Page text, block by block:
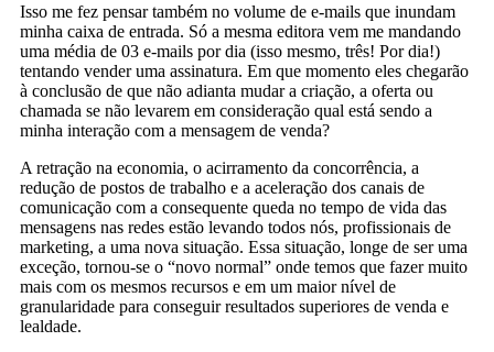
Isso me fez pensar também no volume de e-mails que inundam
minha caixa de entrada. Só a mesma editora vem me mandando
uma média de 03 e-mails por dia (isso mesmo, três! Por dia!)
tentando vender uma assinatura. Em que momento eles chegarão
à conclusão de que não adianta mudar a criação, a oferta ou
chamada se não levarem em consideração qual está sendo a
minha interação com a mensagem de venda?
A retração na economia, o acirramento da concorrência, a
redução de postos de trabalho e a aceleração dos canais de
comunicação com a consequente queda no tempo de vida das
mensagens nas redes estão levando todos nós, profissionais de
marketing, a uma nova situação. Essa situação, longe de ser uma
exceção, tornou-se o “novo normal” onde temos que fazer muito
mais com os mesmos recursos e em um maior nível de
granularidade para conseguir resultados superiores de venda e
lealdade.